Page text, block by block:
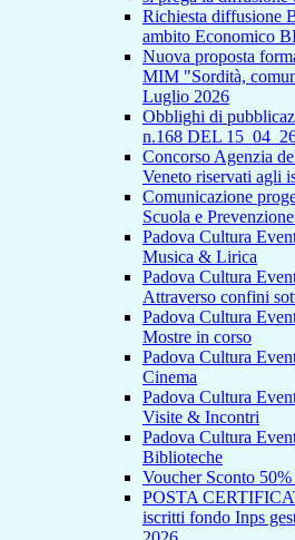
Richiesta diffusione
ambito Economico
Nuova proposta
MIM "Sordità,
Luglio 2026
Obblighi di
n.168 DEL
Concorso Agenzia
Veneto riservati agli
Comunicazione
Scuola e
Padova Cultura
Musica & Lirica
Padova Cultura
Attraverso confini
Padova Cultura
Mostre in corso
Padova Cultura
Cinema
Padova Cultura
Visite & Incontri
Padova Cultura
Biblioteche
Voucher Sconto
POSTA
iscritti fondo Inps